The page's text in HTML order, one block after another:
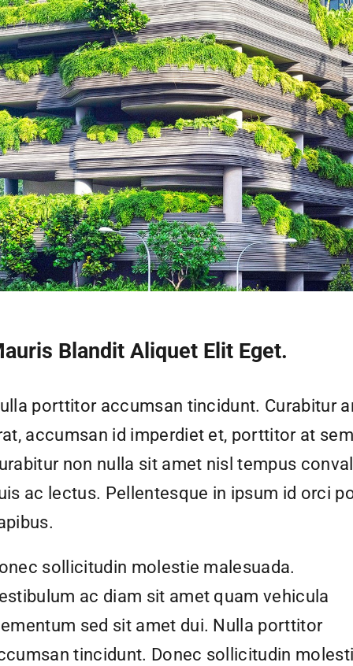
Blandit Aliquet Elit Eget.
porttitor accumsan tincidunt. Curabitur
accumsan id imperdiet et, porttitor at
non nulla sit amet nisl tempus
ac lectus. Pellentesque in ipsum id orci
sollicitudin molestie malesuada.
ac diam sit amet quam vehicula
sed sit amet dui. Nulla porttitor
tincidunt. Donec sollicitudin